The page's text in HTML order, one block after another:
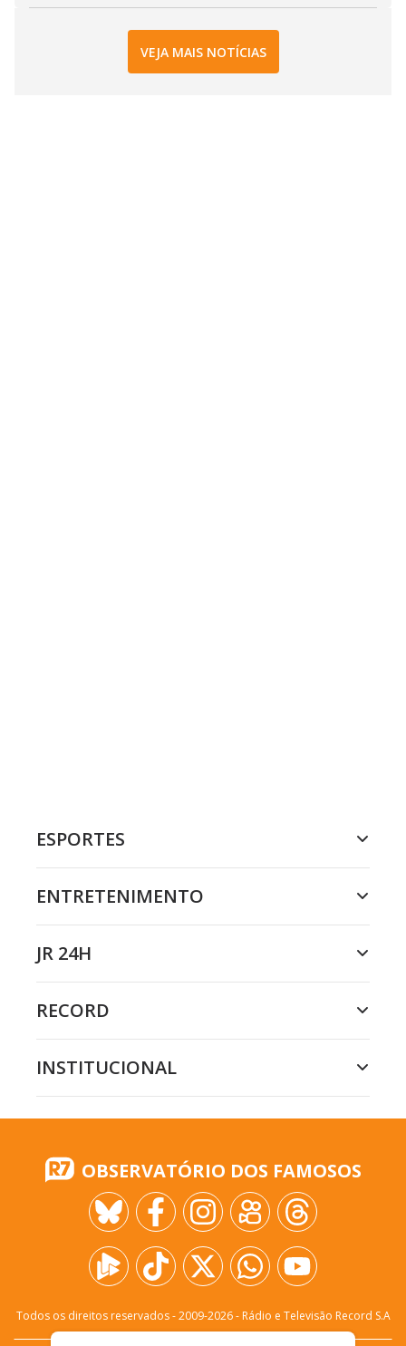
VEJA MAIS NOTÍCIAS
ESPORTES
ENTRETENIMENTO
JR 24H
RECORD
INSTITUCIONAL
OBSERVATÓRIO DOS FAMOSOS
Todos os direitos reservados - 2009-2026- Rádio e Televisão Record S.A